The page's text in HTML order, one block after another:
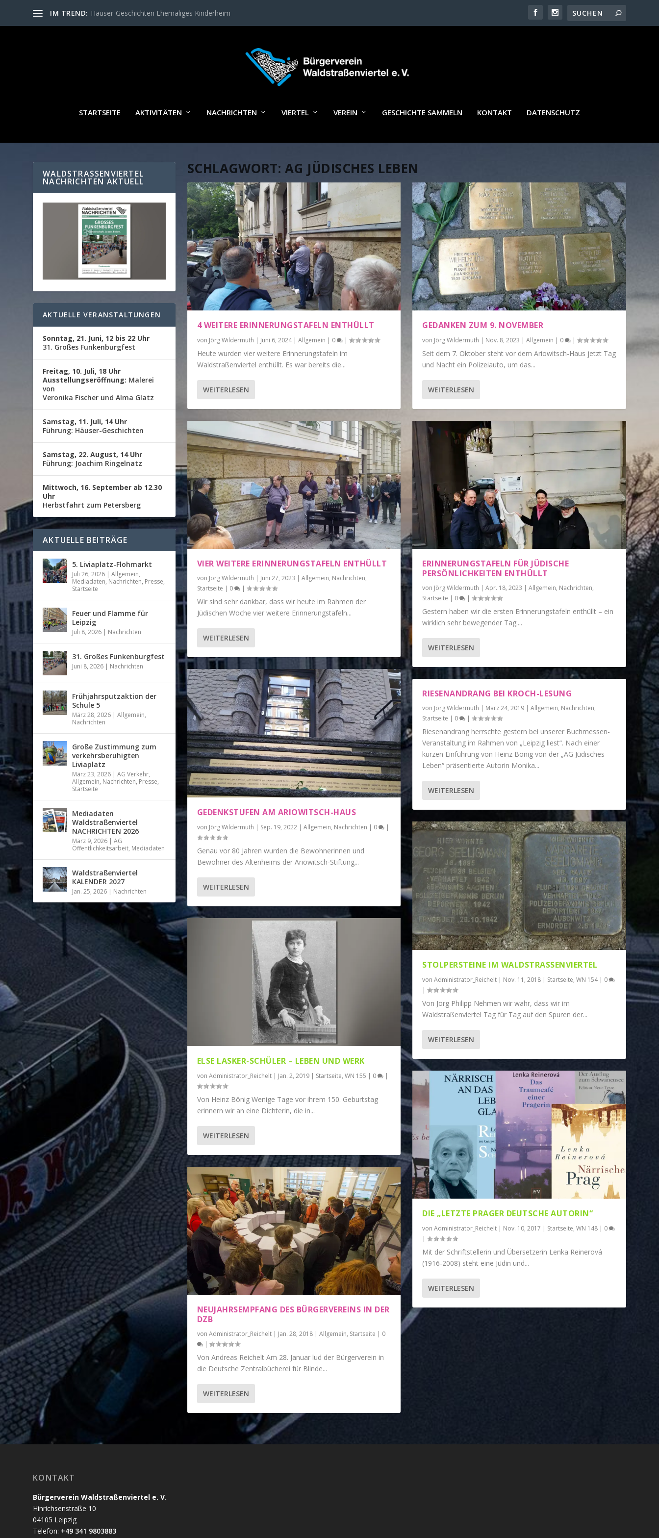
IM TREND: Häuser-Geschichten Ehemaliges Kinderheim
STARTSEITE AKTIVITÄTEN NACHRICHTEN VIERTEL VEREIN GESCHICHTE SAMMELN KONTAKT DATENSCHUTZ
SCHLAGWORT: AG JÜDISCHES LEBEN
4 WEITERE ERINNERUNGSTAFELN ENTHÜLLT
von Jörg Wildermuth | Juni 6, 2024| Allgemein | 0 |
Heute wurden vier weitere Erinnerungstafeln im
Waldstraßenviertel enthüllt. Es war bereits die...
WEITERLESEN
VIER WEITERE ERINNERUNGSTAFELN ENTHÜLLT
von Jörg Wildermuth | Juni 27, 2023 | Allgemein, Nachrichten,
Startseite | 0 |
Wir sind sehr dankbar, dass wir heute im Rahmen der
Jüdischen Woche vier weitere Erinnerungstafeln...
WEITERLESEN
GEDENKSTUFEN AM ARIOWITSCH-HAUS
von Jörg Wildermuth | Sep. 19, 2022| Allgemein, Nachrichten | 0 |
Genau vor 80 Jahren wurden die Bewohnerinnen und
Bewohner des Altenheims der Ariowitsch-Stiftung...
WEITERLESEN
ELSE LASKER-SCHÜLER – LEBEN UND WERK
von Administrator_Reichelt| Jan. 2, 2019| Startseite, WN 155 | 0 |
Von Heinz Bönig Wenige Tage vor ihrem 150. Geburtstag
erinnern wir an eine Dichterin, die in...
WEITERLESEN
NEUJAHRSEMPFANG DES BÜRGERVEREINS IN DER
DZB
von Administrator_Reichelt| Jan. 28, 2018| Allgemein, Startseite | 0
|
Von Andreas Reichelt Am 28. Januar lud der Bürgerverein in
die Deutsche Zentralbücherei für Blinde...
WEITERLESEN
GEDANKEN ZUM 9. NOVEMBER
von Jörg Wildermuth | Nov. 8, 2023 |Allgemein | 0 |
Seit dem 7. Oktober steht vor dem Ariowitsch-Haus jetzt Tag
und Nacht ein Polizeiauto, um das...
WEITERLESEN
ERINNERUNGSTAFELN FÜR JÜDISCHE
PERSÖNLICHKEITEN ENTHÜLLT
von Jörg Wildermuth |Apr. 18, 2023 |Allgemein, Nachrichten,
Startseite | 0 |
Gestern haben wir die ersten Erinnerungstafeln enthüllt – ein
wirklich sehr bewegender Tag....
WEITERLESEN
RIESENANDRANG BEI KROCH-LESUNG
von Jörg Wildermuth | März 24, 2019 |Allgemein, Nachrichten,
Startseite | 0 |
Riesenandrang herrschte gestern bei unserer Buchmessen-
Veranstaltung im Rahmen von „Leipzig liest“. Nach einer
kurzen Einführung von Heinz Bönig von der „AG Jüdisches
Leben“ präsentierte Autorin Monika...
WEITERLESEN
STOLPERSTEINE IM WALDSTRASSENVIERTEL
vonAdministrator_Reichelt | Nov. 11, 2018 | Startseite,WN 154| 0
|
Von Jörg Philipp Nehmen wir wahr, dass wir im
Waldstraßenviertel Tag für Tag auf den Spuren der...
WEITERLESEN
DIE „LETZTE PRAGER DEUTSCHE AUTORIN“
vonAdministrator_Reichelt | Nov. 10, 2017 | Startseite,WN 148 | 0
|
Mit der Schriftstellerin und Übersetzerin Lenka Reinerová
(1916-2008) steht eine Jüdin und...
WEITERLESEN
WALDSTRASSENVIERTEL N
ACHRICHTEN AKTUELL
AKTUELLE VERANSTALTUNGEN
Sonntag, 21. Juni, 12 bis 22 Uhr
31. Großes Funkenburgfest
Freitag, 10. Juli, 18 Uhr
Ausstellungseröffnung: Malerei
von
Veronika Fischer und Alma Glatz
Samstag, 11. Juli, 14 Uhr
Führung: Häuser-Geschichten
Samstag, 22. August, 14 Uhr
Führung: Joachim Ringelnatz
Mittwoch, 16. September ab 12.30
Uhr
Herbstfahrt zum Petersberg
AKTUELLE BEITRÄGE
5. Liviaplatz-Flohmarkt
Juli 26, 2026 |Allgemein,
Mediadaten, Nachrichten, Presse,
Startseite
Feuer und Flamme für
Leipzig
Juli 8, 2026 | Nachrichten
31. Großes Funkenburgfest
Juni 8, 2026 | Nachrichten
Frühjahrsputzaktion der
Schule 5
März 28, 2026 |Allgemein,
Nachrichten
Große Zustimmung zum
verkehrsberuhigten
Liviaplatz
März 23, 2026 |AG Verkehr,
Allgemein, Nachrichten, Presse,
Startseite
Mediadaten
Waldstraßenviertel
NACHRICHTEN 2026
März 9, 2026 |AG
Öffentlichkeitsarbeit, Mediadaten
Waldstraßenviertel
KALENDER 2027
Jan. 25, 2026 | Nachrichten
KONTAKT
Bürgerverein Waldstraßenviertel e. V.
Hinrichsenstraße 10
04105 Leipzig
Telefon: +49 341 9803883